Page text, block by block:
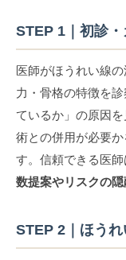
STEP 1｜初診
医師がほうれい線
力・骨格の特徴を
ているか」の原因
術との併用が必要
す。信頼できる医師
数提案やリスクの
STEP 2｜ほう